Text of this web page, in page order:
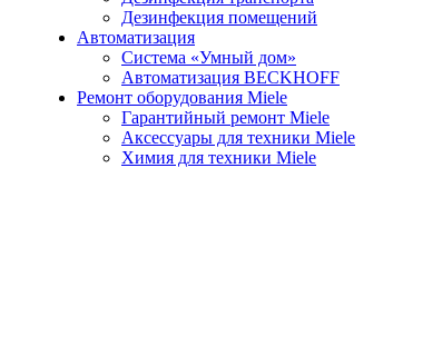
Дезинфекция помещений
Автоматизация
Система «Умный дом»
Автоматизация BECKHOFF
Ремонт оборудования Miele
Гарантийный ремонт Miele
Аксессуары для техники Miele
Химия для техники Miele